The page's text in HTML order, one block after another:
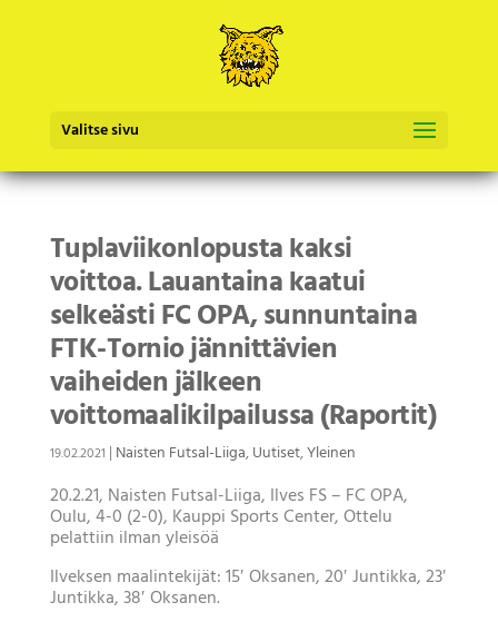
Valitse sivu
Tuplaviikonlopusta kaksi
voittoa. Lauantaina kaatui
selkeästi FC OPA, sunnuntaina
FTK-Tornio jännittävien
vaiheiden jälkeen
voittomaalikilpailussa (Raportit)
19.02.2021 | Naisten Futsal-Liiga,Uutiset,Yleinen
20.2.21, Naisten Futsal-Liiga, Ilves FS – FC OPA,
Oulu, 4-0 (2-0), Kauppi Sports Center, Ottelu
pelattiin ilman yleisöä
Ilveksen maalintekijät: 15′ Oksanen, 20′ Juntikka, 23′
Juntikka, 38′ Oksanen.